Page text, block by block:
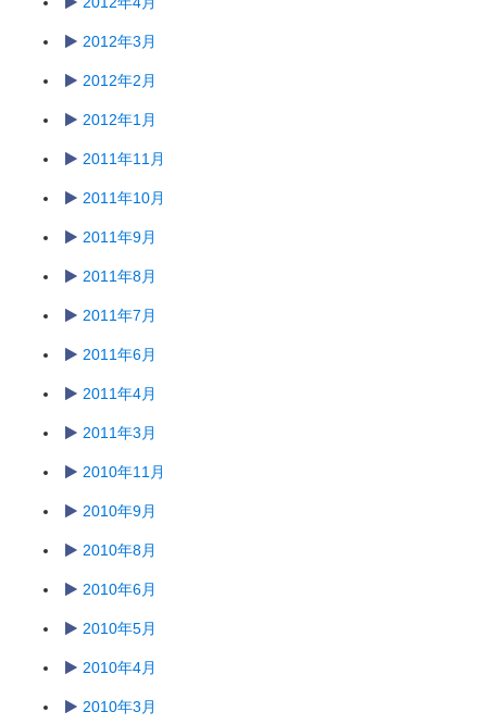
2012年3月
2012年2月
2012年1月
2011年11月
2011年10月
2011年9月
2011年8月
2011年7月
2011年6月
2011年4月
2011年3月
2010年11月
2010年9月
2010年8月
2010年6月
2010年5月
2010年4月
2010年3月